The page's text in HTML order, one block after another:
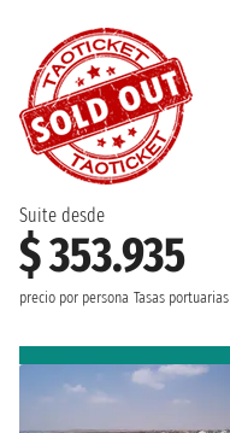
Suite desde
$ 353.935
precio por persona Tasas portuarias